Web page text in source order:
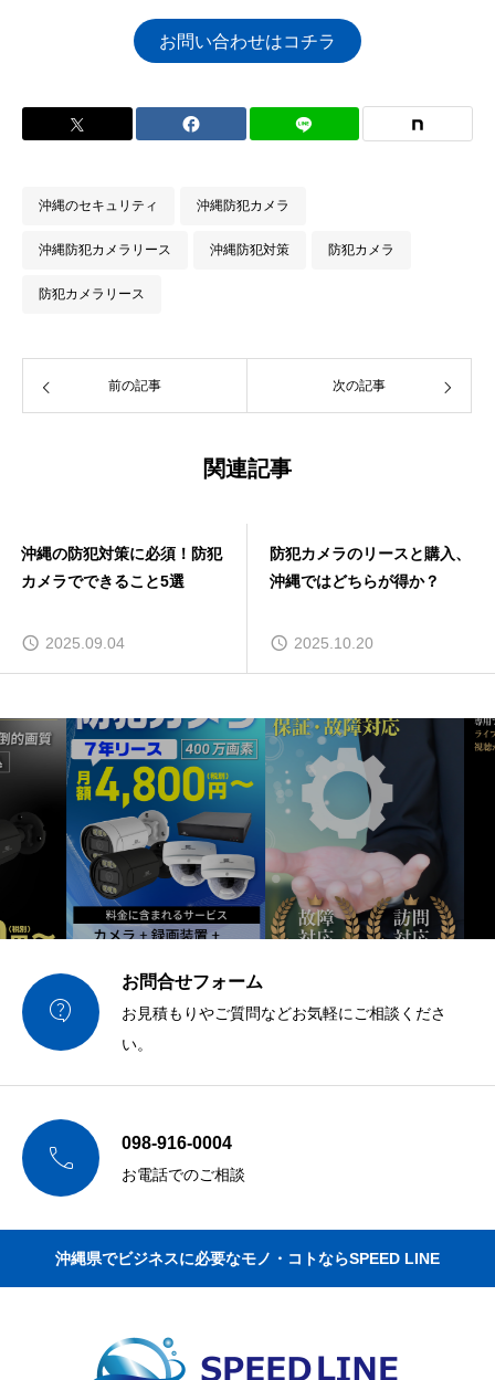
お問い合わせはコチラ
沖縄のセキュリティ 沖縄防犯カメラ
沖縄防犯カメラリース 沖縄防犯対策 防犯カメラ
防犯カメラリース
前の記事 次の記事
関連記事
沖縄の防犯対策に必須！防犯
カメラでできること5選
2025.09.04
防犯カメラのリースと購入、
沖縄ではどちらが得か？
2025.10.20

お問合せフォーム
お見積もりやご質問などお気軽にご相談くださ
い。
 098-916-0004
お電話でのご相談
沖縄県でビジネスに必要なモノ・コトならSPEED LINE